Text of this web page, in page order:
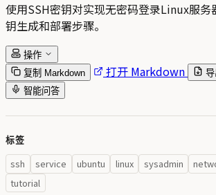
使用SSH密钥对实现无密码登录Linux服务
钥生成和部署步骤。
操作
复制 Markdown
打开 Markdown
智能问答
标签
ssh service ubuntu linux sysadmin
tutorial